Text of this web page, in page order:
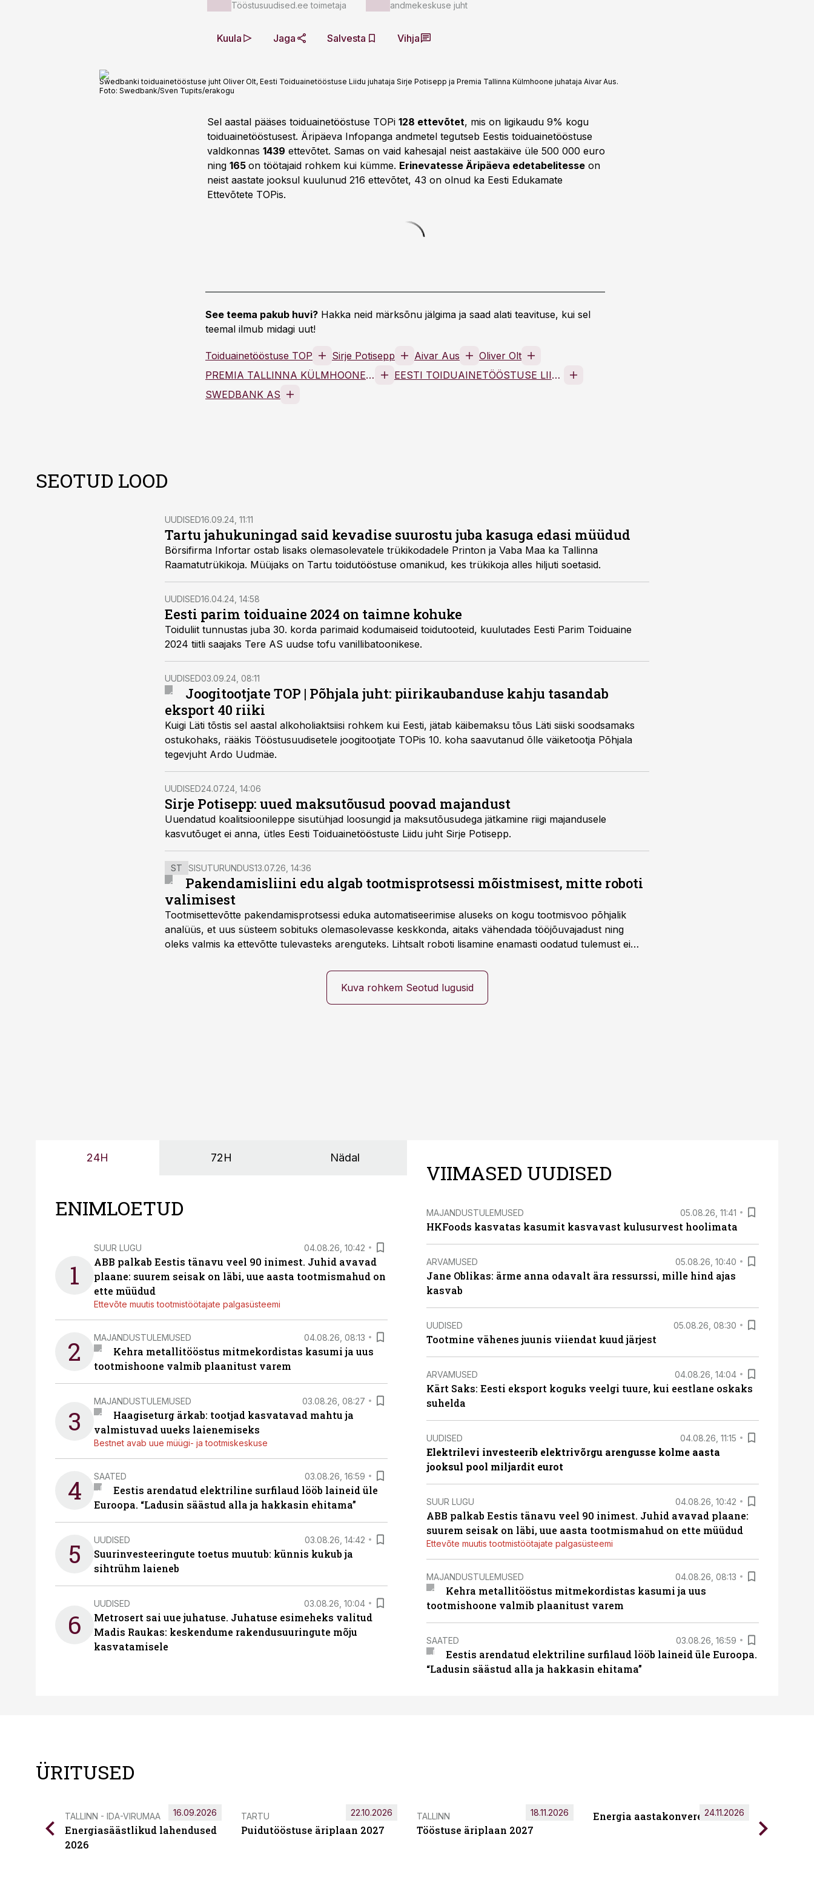
Tööstusuudised.ee toimetaja andmekeskuse juht
Kuula Jaga Salvesta Vihja
Swedbanki toiduainetööstuse juht Oliver Olt, Eesti Toiduainetööstuse Liidu juhataja Sirje Potisepp ja Premia Tallinna Külmhoone juhataja Aivar Aus.
Foto: Swedbank/Sven Tupits/erakogu
Sel aastal pääses toiduainetööstuse TOPi 128 ettevõtet, mis on ligikaudu 9% kogu
toiduainetööstusest. Äripäeva Infopanga andmetel tegutseb Eestis toiduainetööstuse
valdkonnas 1439 ettevõtet. Samas on vaid kahesajal neist aastakäive üle 500 000 euro
ning 165 on töötajaid rohkem kui kümme. Erinevatesse Äripäeva edetabelitesse on
neist aastate jooksul kuulunud 216 ettevõtet, 43 on olnud ka Eesti Edukamate
Ettevõtete TOPis.
See teema pakub huvi? Hakka neid märksõnu jälgima ja saad alati teavituse, kui sel
teemal ilmub midagi uut!
Toiduainetööstuse TOP Sirje Potisepp Aivar Aus
Oliver Olt
PREMIA TALLINNA KÜLMHOONE AS
EESTI TOIDUAINETÖÖSTUSE LIIT MTÜ
SWEDBANK AS
SEOTUD LOOD
UUDISED16.09.24, 11:11
Tartu jahukuningad said kevadise suurostu juba kasuga edasi müüdud
Börsifirma Infortar ostab lisaks olemasolevatele trükikodadele Printon ja Vaba Maa ka Tallinna
Raamatutrükikoja. Müüjaks on Tartu toidutööstuse omanikud, kes trükikoja alles hiljuti soetasid.
UUDISED16.04.24, 14:58
Eesti parim toiduaine 2024 on taimne kohuke
Toiduliit tunnustas juba 30. korda parimaid kodumaiseid toidutooteid, kuulutades Eesti Parim Toiduaine
2024 tiitli saajaks Tere AS uudse tofu vanillibatoonikese.
UUDISED03.09.24, 08:11
Joogitootjate TOP | Põhjala juht: piirikaubanduse kahju tasandab
eksport 40 riiki
Kuigi Läti tõstis sel aastal alkoholiaktsiisi rohkem kui Eesti, jätab käibemaksu tõus Läti siiski soodsamaks
ostukohaks, rääkis Tööstusuudisetele joogitootjate TOPis 10. koha saavutanud õlle väiketootja Põhjala
tegevjuht Ardo Uudmäe.
UUDISED24.07.24, 14:06
Sirje Potisepp: uued maksutõusud poovad majandust
Uuendatud koalitsioonileppe sisutühjad loosungid ja maksutõusudega jätkamine riigi majandusele
kasvutõuget ei anna, ütles Eesti Toiduainetööstuste Liidu juht Sirje Potisepp.
ST SISUTURUNDUS13.07.26, 14:36
Pakendamisliini edu algab tootmisprotsessi mõistmisest, mitte roboti
valimisest
Tootmisettevõtte pakendamisprotsessi eduka automatiseerimise aluseks on kogu tootmisvoo põhjalik
analüüs, et uus süsteem sobituks olemasolevasse keskkonda, aitaks vähendada tööjõuvajadust ning
oleks valmis ka ettevõtte tulevasteks arenguteks. Lihtsalt roboti lisamine enamasti oodatud tulemust ei
Kuva rohkem Seotud lugusid
24H 72H Nädal
ENIMLOETUD
1
SUUR LUGU 04.08.26, 10:42
ABB palkab Eestis tänavu veel 90 inimest. Juhid avavad
plaane: suurem seisak on läbi, uue aasta tootmismahud on
ette müüdud
Ettevõte muutis tootmistöötajate palgasüsteemi
2 MAJANDUSTULEMUSED 04.08.26, 08:13
Kehra metallitööstus mitmekordistas kasumi ja uus
tootmishoone valmib plaanitust varem
3
MAJANDUSTULEMUSED 03.08.26, 08:27
Haagiseturg ärkab: tootjad kasvatavad mahtu ja
valmistuvad uueks laienemiseks
Bestnet avab uue müügi- ja tootmiskeskuse
4 SAATED 03.08.26, 16:59
Eestis arendatud elektriline surfilaud lööb laineid üle
Euroopa. “Ladusin säästud alla ja hakkasin ehitama”
5 UUDISED 03.08.26, 14:42
Suurinvesteeringute toetus muutub: künnis kukub ja
sihtrühm laieneb
6
UUDISED 03.08.26, 10:04
Metrosert sai uue juhatuse. Juhatuse esimeheks valitud
Madis Raukas: keskendume rakendusuuringute mõju
kasvatamisele
VIIMASED UUDISED
MAJANDUSTULEMUSED 05.08.26, 11:41
HKFoods kasvatas kasumit kasvavast kulusurvest hoolimata
ARVAMUSED 05.08.26, 10:40
Jane Oblikas: ärme anna odavalt ära ressurssi, mille hind ajas
kasvab
UUDISED 05.08.26, 08:30
Tootmine vähenes juunis viiendat kuud järjest
ARVAMUSED 04.08.26, 14:04
Kärt Saks: Eesti eksport koguks veelgi tuure, kui eestlane oskaks
suhelda
UUDISED 04.08.26, 11:15
Elektrilevi investeerib elektrivõrgu arengusse kolme aasta
jooksul pool miljardit eurot
SUUR LUGU 04.08.26, 10:42
ABB palkab Eestis tänavu veel 90 inimest. Juhid avavad plaane:
suurem seisak on läbi, uue aasta tootmismahud on ette müüdud
Ettevõte muutis tootmistöötajate palgasüsteemi
MAJANDUSTULEMUSED 04.08.26, 08:13
Kehra metallitööstus mitmekordistas kasumi ja uus
tootmishoone valmib plaanitust varem
SAATED 03.08.26, 16:59
Eestis arendatud elektriline surfilaud lööb laineid üle Euroopa.
“Ladusin säästud alla ja hakkasin ehitama”
ÜRITUSED
TALLINN - IDA-VIRUMAA
Energiasäästlikud lahendused
2026
16.09.2026 TARTU
Puidutööstuse äriplaan 2027
22.10.2026 TALLINN
Tööstuse äriplaan 2027
18.11.2026 Energia aastakonverents 2026
24.11.2026